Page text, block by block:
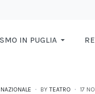
IN PUGLIA
BY TEATRO 17